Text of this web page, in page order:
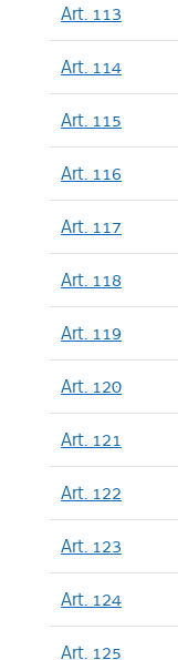
Art. 113
Art. 114
Art. 115
Art. 116
Art. 117
Art. 118
Art. 119
Art. 120
Art. 121
Art. 122
Art. 123
Art. 124
Art. 125